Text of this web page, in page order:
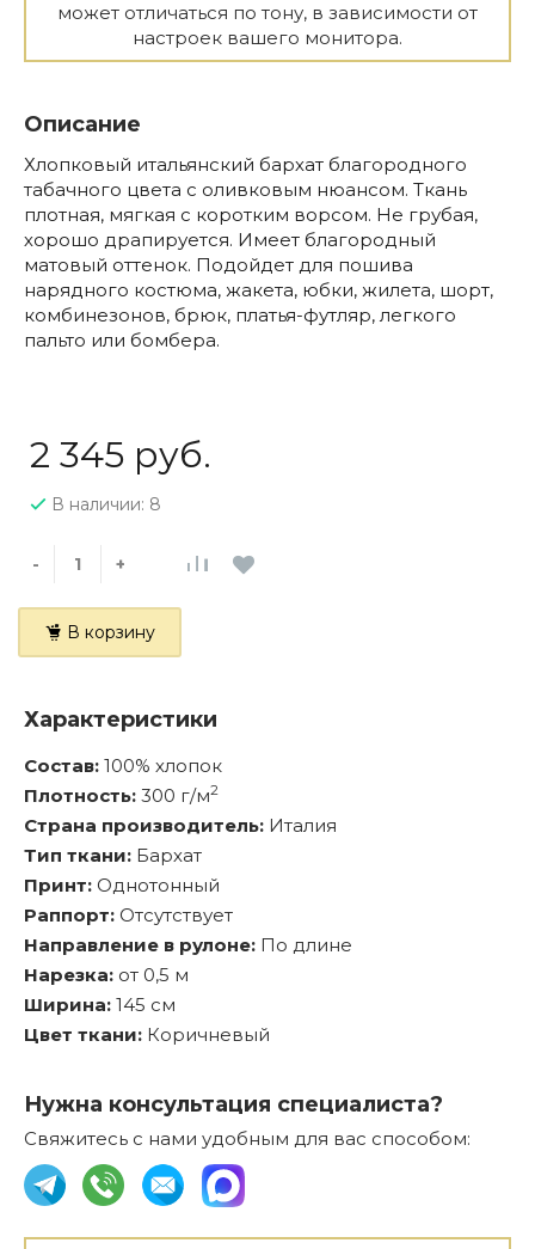
может отличаться по тону, в зависимости от
настроек вашего монитора.
Описание
Хлопковый итальянский бархат благородного
табачного цвета с оливковым нюансом. Ткань
плотная, мягкая с коротким ворсом. Не грубая,
хорошо драпируется. Имеет благородный
матовый оттенок. Подойдет для пошива
нарядного костюма, жакета, юбки, жилета, шорт,
комбинезонов, брюк, платья-футляр, легкого
пальто или бомбера.
2 345 руб.
В наличии: 8
- +
В корзину
Характеристики
Состав: 100% хлопок
Плотность: 300 г/м2
Страна производитель: Италия
Тип ткани: Бархат
Принт: Однотонный
Раппорт: Отсутствует
Направление в рулоне: По длине
Нарезка: от 0,5 м
Ширина: 145 см
Цвет ткани: Коричневый
Нужна консультация специалиста?
Свяжитесь с нами удобным для вас способом: